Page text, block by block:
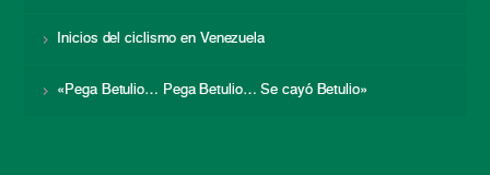
Inicios del ciclismo en Venezuela
«Pega Betulio… Pega Betulio… Se cayó Betulio»